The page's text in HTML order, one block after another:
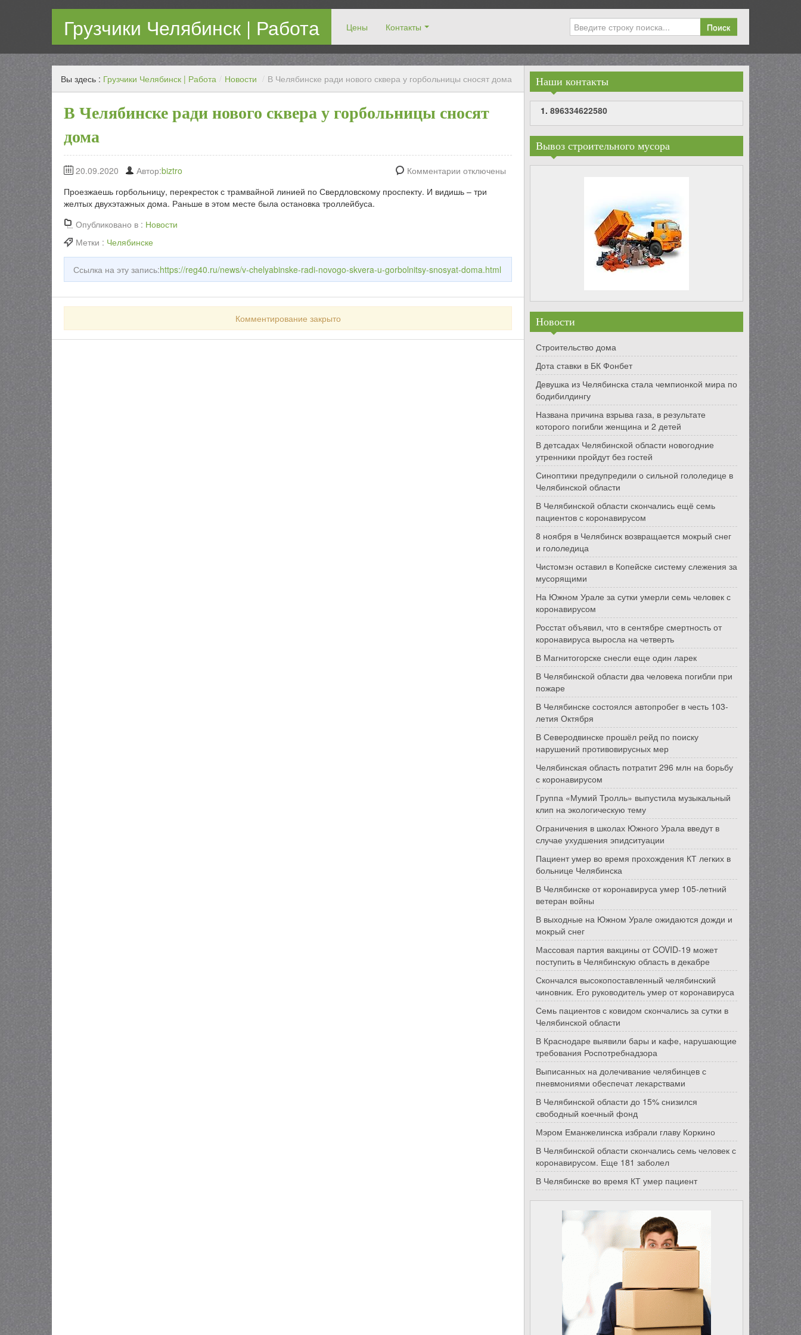
Грузчики Челябинск | Работа Цены Контакты Поиск
Работаем каждый день! Переезд любой сложности с грузчиками!
Вы здесь : Грузчики Челябинск | Работа / Новости / В Челябинске ради нового сквера у горбольницы сносят дома
В Челябинске ради нового сквера у горбольницы сносят
дома
20.09.2020 Автор:biztro
Комментарии отключены
Проезжаешь горбольницу, перекресток с трамвайной линией по Свердловскому проспекту. И видишь – три
желтых двухэтажных дома. Раньше в этом месте была остановка троллейбуса.
Опубликовано в : Новости
Метки : Челябинске
Ссылка на эту запись:https://reg40.ru/news/v-chelyabinske-radi-novogo-skvera-u-gorbolnitsy-snosyat-doma.html
Комментирование закрыто
Наши контакты
896334622580
Вывоз строительного мусора
Новости
Строительство дома
Дота ставки в БК Фонбет
Девушка из Челябинска стала чемпионкой мира по
бодибилдингу
Названа причина взрыва газа, в результате
которого погибли женщина и 2 детей
В детсадах Челябинской области новогодние
утренники пройдут без гостей
Синоптики предупредили о сильной гололедице в
Челябинской области
В Челябинской области скончались ещё семь
пациентов с коронавирусом
8 ноября в Челябинск возвращается мокрый снег
и гололедица
Чистомэн оставил в Копейске систему слежения за
мусорящими
На Южном Урале за сутки умерли семь человек с
коронавирусом
Росстат объявил, что в сентябре смертность от
коронавируса выросла на четверть
В Магнитогорске снесли еще один ларек
В Челябинской области два человека погибли при
пожаре
В Челябинске состоялся автопробег в честь 103-
летия Октября
В Северодвинске прошёл рейд по поиску
нарушений противовирусных мер
Челябинская область потратит 296 млн на борьбу
с коронавирусом
Группа «Мумий Тролль» выпустила музыкальный
клип на экологическую тему
Ограничения в школах Южного Урала введут в
случае ухудшения эпидситуации
Пациент умер во время прохождения КТ легких в
больнице Челябинска
В Челябинске от коронавируса умер 105-летний
ветеран войны
В выходные на Южном Урале ожидаются дожди и
мокрый снег
Массовая партия вакцины от COVID-19 может
поступить в Челябинскую область в декабре
Скончался высокопоставленный челябинский
чиновник. Его руководитель умер от коронавируса
Семь пациентов с ковидом скончались за сутки в
Челябинской области
В Краснодаре выявили бары и кафе, нарушающие
требования Роспотребнадзора
Выписанных на долечивание челябинцев с
пневмониями обеспечат лекарствами
В Челябинской области до 15% снизился
свободный коечный фонд
Мэром Еманжелинска избрали главу Коркино
В Челябинской области скончались семь человек с
коронавирусом. Еще 181 заболел
В Челябинске во время КТ умер пациент